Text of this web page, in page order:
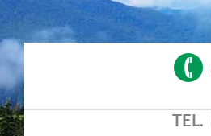
TEL.